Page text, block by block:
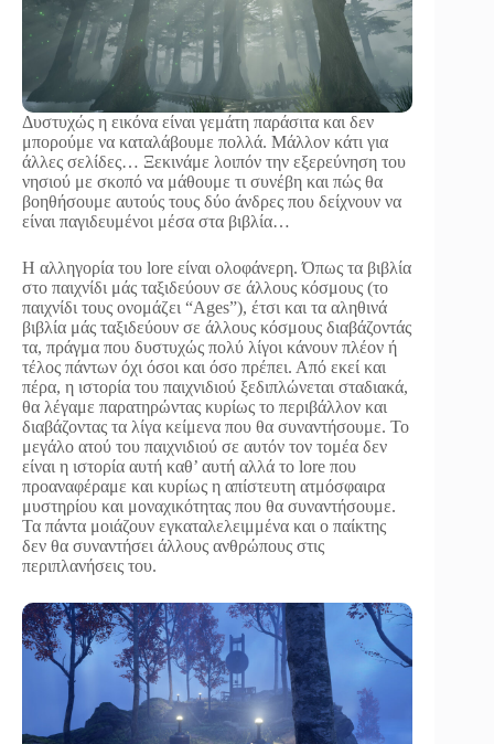
Δυστυχώς η εικόνα είναι γεμάτη παράσιτα και δεν
μπορούμε να καταλάβουμε πολλά. Μάλλον κάτι για
άλλες σελίδες… Ξεκινάμε λοιπόν την εξερεύνηση του
νησιού με σκοπό να μάθουμε τι συνέβη και πώς θα
βοηθήσουμε αυτούς τους δύο άνδρες που δείχνουν να
είναι παγιδευμένοι μέσα στα βιβλία…
Η αλληγορία του lore είναι ολοφάνερη. Όπως τα βιβλία
στο παιχνίδι μάς ταξιδεύουν σε άλλους κόσμους (το
παιχνίδι τους ονομάζει “Ages”), έτσι και τα αληθινά
βιβλία μάς ταξιδεύουν σε άλλους κόσμους διαβάζοντάς
τα, πράγμα που δυστυχώς πολύ λίγοι κάνουν πλέον ή
τέλος πάντων όχι όσοι και όσο πρέπει. Από εκεί και
πέρα, η ιστορία του παιχνιδιού ξεδιπλώνεται σταδιακά,
θα λέγαμε παρατηρώντας κυρίως το περιβάλλον και
διαβάζοντας τα λίγα κείμενα που θα συναντήσουμε. Το
μεγάλο ατού του παιχνιδιού σε αυτόν τον τομέα δεν
είναι η ιστορία αυτή καθ’ αυτή αλλά το lore που
προαναφέραμε και κυρίως η απίστευτη ατμόσφαιρα
μυστηρίου και μοναχικότητας που θα συναντήσουμε.
Τα πάντα μοιάζουν εγκαταλελειμμένα και ο παίκτης
δεν θα συναντήσει άλλους ανθρώπους στις
περιπλανήσεις του.